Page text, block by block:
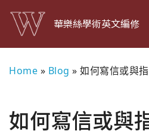
華樂絲學術英文編修
Home » Blog » 如何寫信或與
如何寫信或與